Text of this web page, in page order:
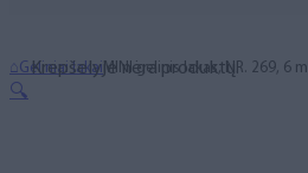
Krepšelyje nėra produktų.
⌂Geliniai lakai MINI gelinis lakas, NR. 269, 6 ml
🔍